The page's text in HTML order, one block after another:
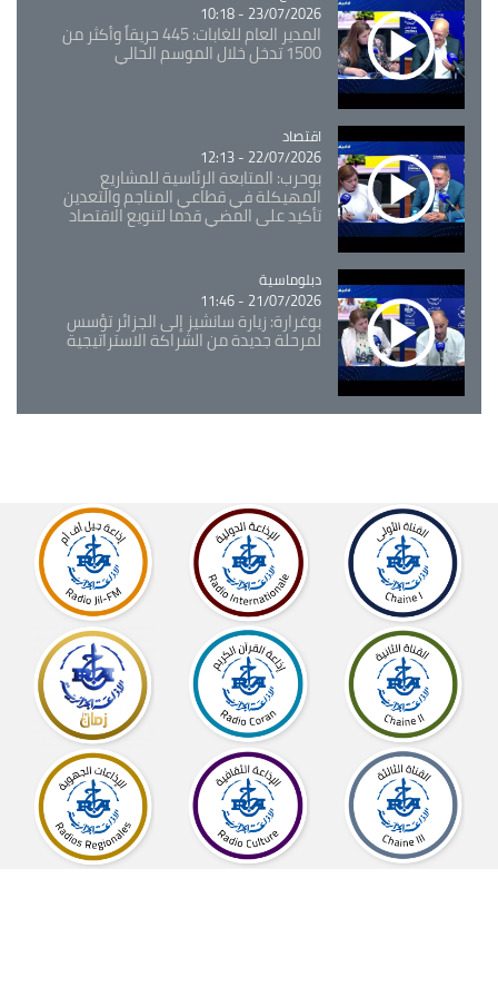
23/07/2026 - 10:18
المدير العام للغابات: 445 حريقاً وأكثر من
1500 تدخل خلال الموسم الحالي
Catégorie
اقتصاد
22/07/2026 - 12:13
بوحرب: المتابعة الرئاسية للمشاريع
المهيكلة في قطاعي المناجم والتعدين
تأكيد على المضي قدما لتنويع الاقتصاد
Catégorie
دبلوماسية
21/07/2026 - 11:46
بوغرارة: زيارة سانشيز إلى الجزائر تؤسس
لمرحلة جديدة من الشراكة الاستراتيجية